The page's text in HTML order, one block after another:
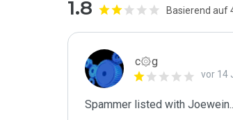
1.8 Basierend auf
c۞g
vor 14
Spammer listed with Joewein